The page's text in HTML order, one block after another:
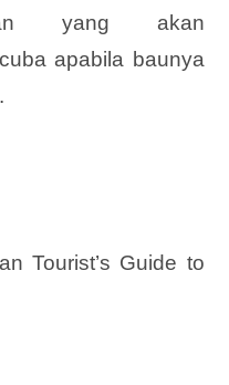
yang akan
apabila baunya
Tourist’s Guide to